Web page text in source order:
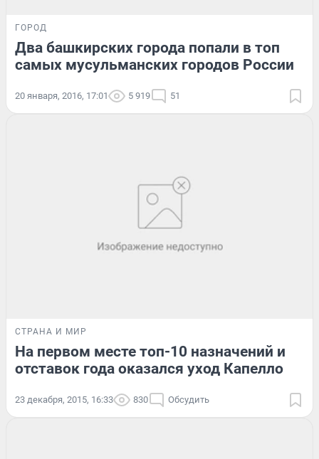
ГОРОД
Два башкирских города попали в топ
самых мусульманских городов России
20 января, 2016, 17:01 5 919 51
СТРАНА И МИР
На первом месте топ-10 назначений и
отставок года оказался уход Капелло
23 декабря, 2015, 16:33 830 Обсудить